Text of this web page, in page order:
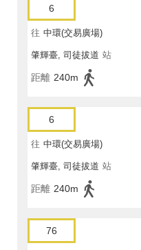
6
往 中環(交易廣場)
肇輝臺, 司徒拔道 站
距離 240m
6
往 中環(交易廣場)
肇輝臺, 司徒拔道 站
距離 240m
76